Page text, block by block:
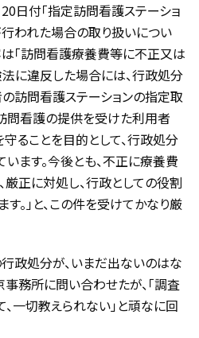
日付「指定訪問看護ステーショ
われた場合の取り扱いについ
は「訪問看護療養費等に不正又は
に違反した場合には、行政処分
訪問看護ステーションの指定取
問看護の提供を受けた利用者
ることを目的として、行政処分
ます。今後とも、不正に療養費
正に対処し、行政としての役割
。」と、この件を受けてかなり厳
政処分が、いまだ出ないのはな
務所に問い合わせたが、「調査
一切教えられない」と頑なに回